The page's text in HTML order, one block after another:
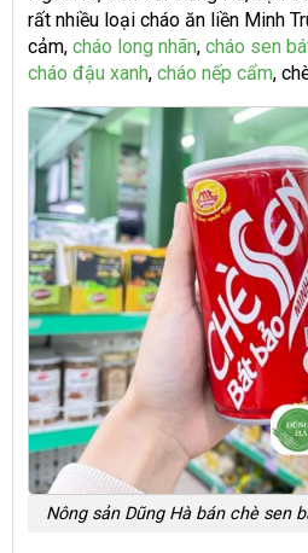
rất nhiều loại cháo ăn liền Minh
cảm, cháo long nhãn, cháo sen
cháo đậu xanh, cháo nếp cẩm,
Nông sản Dũng Hà bán chè sen